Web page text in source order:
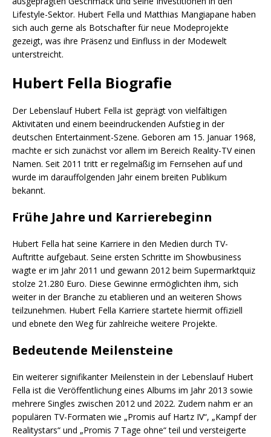
Lifestyle-Sektor. Hubert Fella und Matthias Mangiapane haben
sich auch gerne als Botschafter für neue Modeprojekte
gezeigt, was ihre Präsenz und Einfluss in der Modewelt
unterstreicht.
Hubert Fella Biografie
Der Lebenslauf Hubert Fella ist geprägt von vielfältigen
Aktivitäten und einem beeindruckenden Aufstieg in der
deutschen Entertainment-Szene. Geboren am 15. Januar 1968,
machte er sich zunächst vor allem im Bereich Reality-TV einen
Namen. Seit 2011 tritt er regelmäßig im Fernsehen auf und
wurde im darauffolgenden Jahr einem breiten Publikum
bekannt.
Frühe Jahre und Karrierebeginn
Hubert Fella hat seine Karriere in den Medien durch TV-
Auftritte aufgebaut. Seine ersten Schritte im Showbusiness
wagte er im Jahr 2011 und gewann 2012 beim Supermarktquiz
stolze 21.280 Euro. Diese Gewinne ermöglichten ihm, sich
weiter in der Branche zu etablieren und an weiteren Shows
teilzunehmen. Hubert Fella Karriere startete hiermit offiziell
und ebnete den Weg für zahlreiche weitere Projekte.
Bedeutende Meilensteine
Ein weiterer signifikanter Meilenstein in der Lebenslauf Hubert
Fella ist die Veröffentlichung eines Albums im Jahr 2013 sowie
mehrere Singles zwischen 2012 und 2022. Zudem nahm er an
populären TV-Formaten wie „Promis auf Hartz IV“, „Kampf der
Realitystars“ und „Promis 7 Tage ohne“ teil und versteigerte